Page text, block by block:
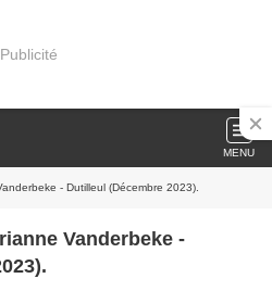
Publicité
MENU
- Dutilleul (Décembre 2023).
Vanderbeke -